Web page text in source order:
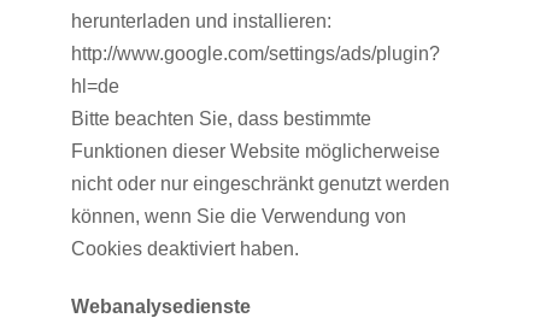
herunterladen und installieren:
http://www.google.com/settings/ads/plugin?
hl=de
Bitte beachten Sie, dass bestimmte
Funktionen dieser Website möglicherweise
nicht oder nur eingeschränkt genutzt werden
können, wenn Sie die Verwendung von
Cookies deaktiviert haben.
Webanalysedienste